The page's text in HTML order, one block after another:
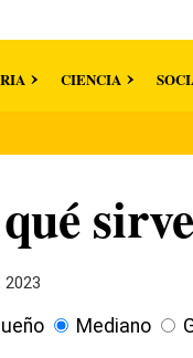
CIENCIA
2023
Mediano